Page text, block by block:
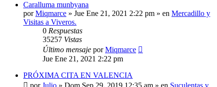
Caralluma munbyana
porMiqmarce » Jue Ene 21, 2021 2:22 pm » en Mercadillo y
Visitas a Viveros.
0 Respuestas
35257 Vistas
Último mensaje porMiqmarce
Jue Ene 21, 2021 2:22 pm
PRÓXIMA CITA EN VALENCIA